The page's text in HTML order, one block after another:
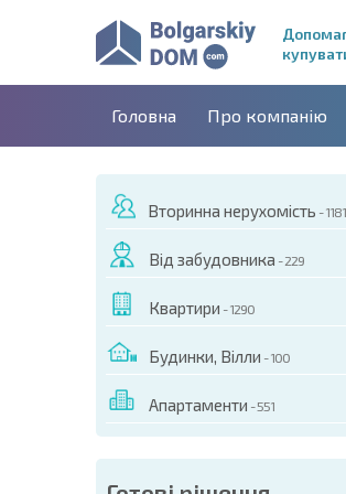
Головна Про компанію
Вторинна нерухомість - 1181
Від забудовника - 229
Квартири - 1290
Будинки, Вілли - 100
Апартаменти - 551